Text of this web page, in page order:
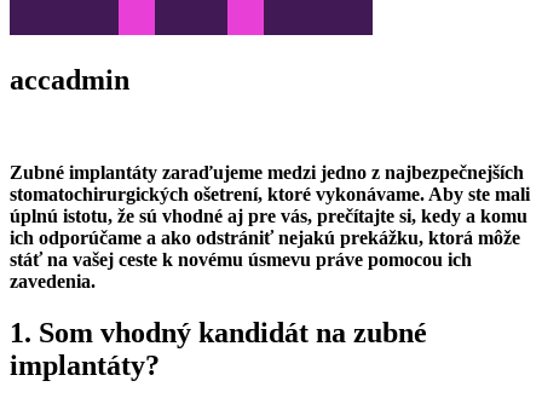
accadmin
Zubné implantáty zaraďujeme medzi jedno z najbezpečnejších
stomatochirurgických ošetrení, ktoré vykonávame. Aby ste mali
úplnú istotu, že sú vhodné aj pre vás, prečítajte si, kedy a komu
ich odporúčame a ako odstrániť nejakú prekážku, ktorá môže
stáť na vašej ceste k novému úsmevu práve pomocou ich
zavedenia.
1. Som vhodný kandidát na zubné
implantáty?